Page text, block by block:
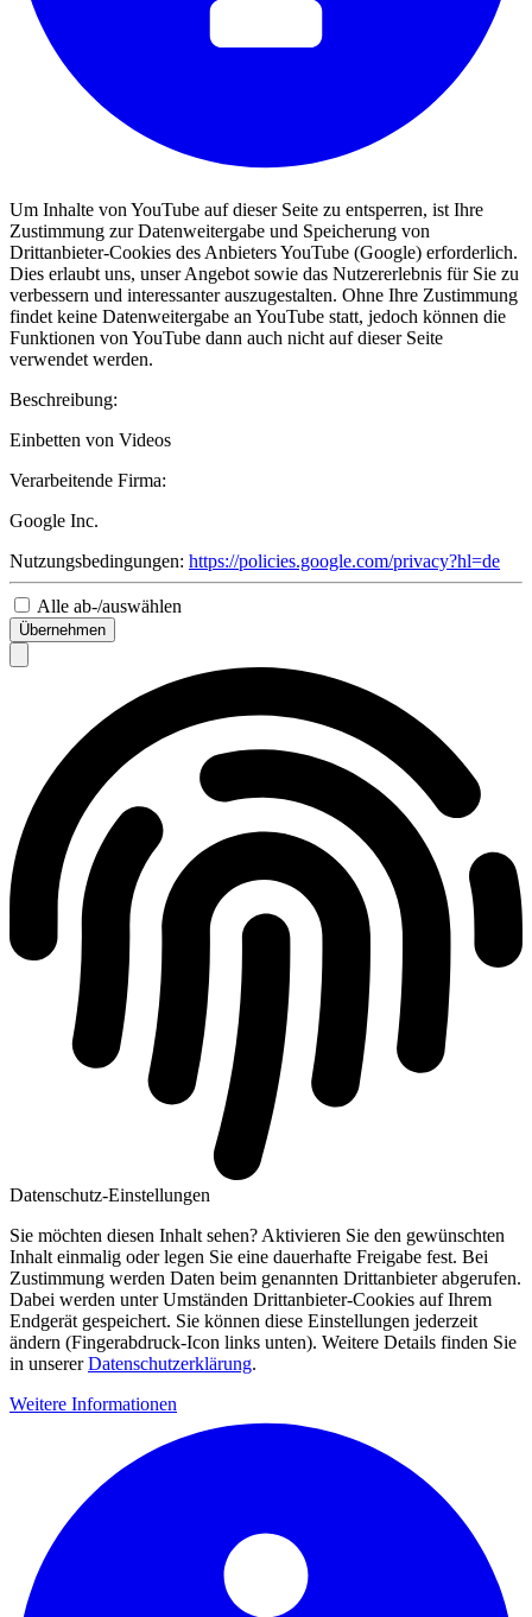
Um Inhalte von YouTube auf dieser Seite zu entsperren, ist Ihre
Zustimmung zur Datenweitergabe und Speicherung von
Drittanbieter-Cookies des Anbieters YouTube (Google) erforderlich.
Dies erlaubt uns, unser Angebot sowie das Nutzererlebnis für Sie zu
verbessern und interessanter auszugestalten. Ohne Ihre Zustimmung
findet keine Datenweitergabe an YouTube statt, jedoch können die
Funktionen von YouTube dann auch nicht auf dieser Seite
verwendet werden.
Beschreibung:
Einbetten von Videos
Verarbeitende Firma:
Google Inc.
Nutzungsbedingungen: https://policies.google.com/privacy?hl=de
Alle ab-/auswählen
Übernehmen
Datenschutz-Einstellungen
Sie möchten diesen Inhalt sehen? Aktivieren Sie den gewünschten
Inhalt einmalig oder legen Sie eine dauerhafte Freigabe fest. Bei
Zustimmung werden Daten beim genannten Drittanbieter abgerufen.
Dabei werden unter Umständen Drittanbieter-Cookies auf Ihrem
Endgerät gespeichert. Sie können diese Einstellungen jederzeit
ändern (Fingerabdruck-Icon links unten). Weitere Details finden Sie
in unsererDatenschutzerklärung.
Weitere Informationen